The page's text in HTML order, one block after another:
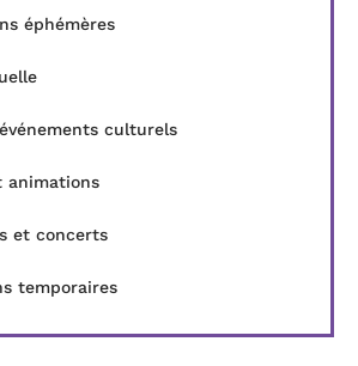
éphémères
culturels
animations
et concerts
temporaires